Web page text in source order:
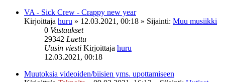
VA - Sick Crew - Crappy new year
Kirjoittaja huru » 12.03.2021, 00:18 » Sijainti: Muu musiikki
0 Vastaukset
29342 Luettu
Uusin viesti Kirjoittaja huru
12.03.2021, 00:18
Muutoksia videoiden/biisien yms. upottamiseen